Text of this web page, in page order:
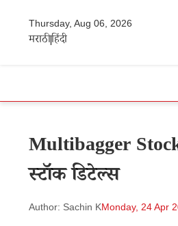
Thursday, Aug 06, 2026
मराठीहिंदी
Multibagger
स्टॉक डिटेल्स
Author: Sachin KMonday, 24 Apr